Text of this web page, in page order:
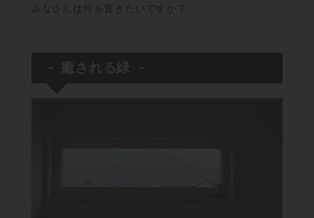
みなさんは何を置きたいですか？
－ 癒される緑 －